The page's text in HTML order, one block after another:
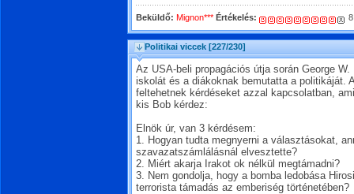
Beküldő: Mignon*** Értékelés:
Politikai viccek [227/230]
Az USA-beli propagációs útja során George
iskolát és a diákoknak bemutatta a politikáját.
feltehetnek kérdéseket azzal kapcsolatban,
kis Bob kérdez:
Elnök úr, van 3 kérdésem:
1. Hogyan tudta megnyerni a választásokat,
szavazatszámlálásnál elvesztette?
2. Miért akarja Irakot ok nélkül megtámadni?
3. Nem gondolja, hogy a bomba ledobása
terrorista támadás az emberiség történetében?